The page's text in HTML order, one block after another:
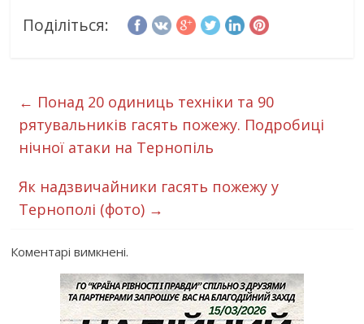
Поділіться:
← Понад 20 одиниць техніки та 90
рятувальників гасять пожежу. Подробиці
нічної атаки на Тернопіль
Як надзвичайники гасять пожежу у
Тернополі (фото) →
Коментарі вимкнені.